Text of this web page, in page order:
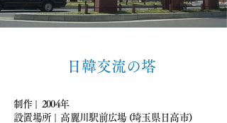
日韓交流の塔
制作 | 2004年
設置場所 | 高麗川駅前広場 (埼玉県日高市)